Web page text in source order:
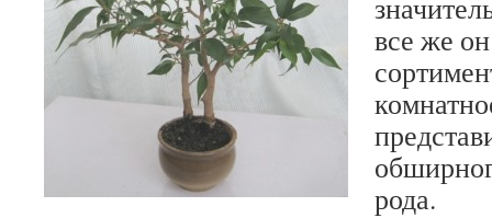
все же
рода.